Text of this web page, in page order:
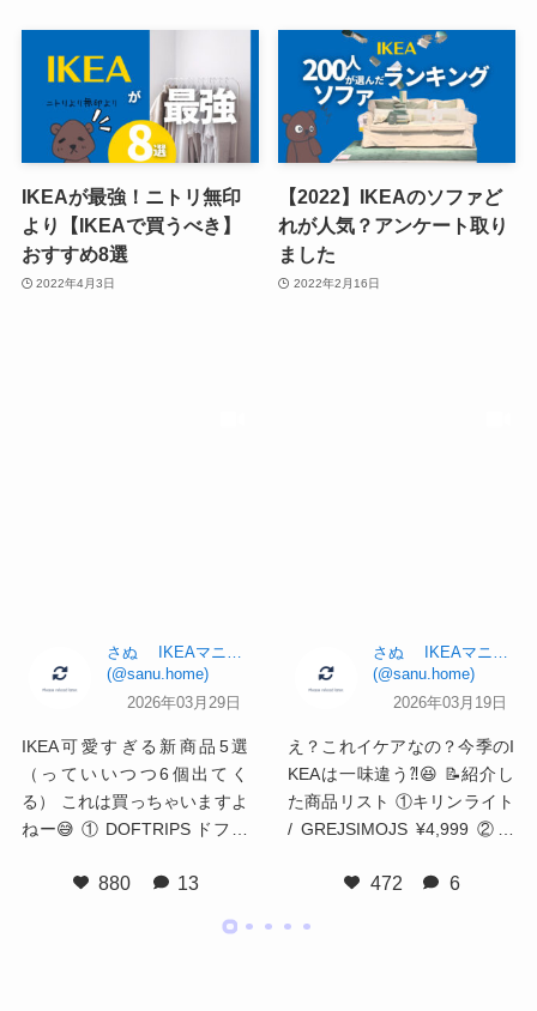
IKEAが最強！ニトリ無印
より【IKEAで買うべき】
おすすめ8選
2022年4月3日
【2022】IKEAのソファど
れが人気？アンケート取り
ました
2022年2月16日
さぬ IKEAマニアのガチレビュー【めざまし出演】
sanu.home
2026年03月29日
IKEA可愛すぎる新商品5選
（っていいつつ6個出てく
る） これは買っちゃいますよ
ねー😅 ① DOFTRIPS ドフト
ク ¥599（9cm） ② DOFTRIP
ンレス ¥1,999（1.5L） ③ DO
880 13
さぬ IKEAマニアのガチレビュー【めざまし出演】
sanu.home
2026年03月19日
え？これイケアなの？今季のI
KEAは一味違う⁈😆 📝紹介し
た商品リスト ①キリンライト
/ GREJSIMOJS ¥4,999 ②ミ
MOJS ¥7,999 ③ラタンフレー
472 6